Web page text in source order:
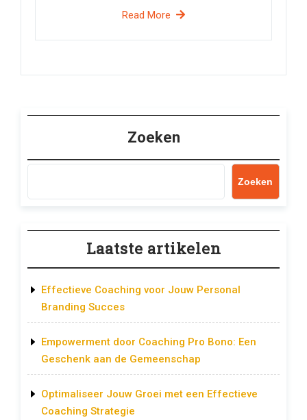
Read More
Zoeken
Zoeken
Laatste artikelen
Effectieve Coaching voor Jouw Personal
Branding Succes
Empowerment door Coaching Pro Bono: Een
Geschenk aan de Gemeenschap
Optimaliseer Jouw Groei met een Effectieve
Coaching Strategie